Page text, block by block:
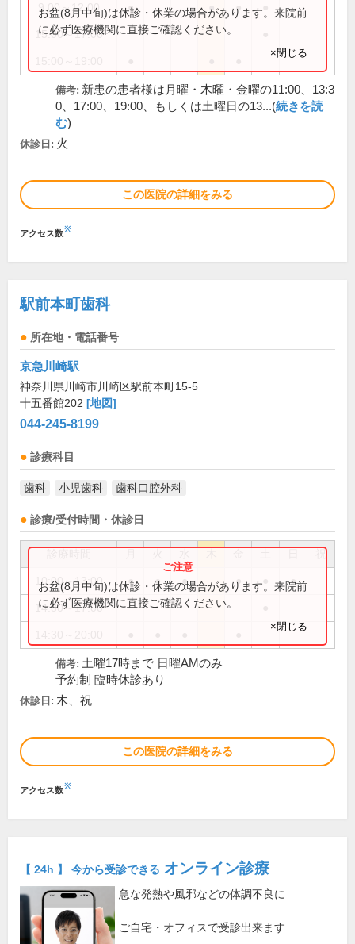
9:00～12:00 ● ● ●
15:00～17:00
お盆(8月中旬)は休診・休業の場合があります。来院前
に必ず医療機関に直接ご確認ください。
×閉じる
備考: 新患の患者様は月曜・木曜・金曜の11:00、13:3
0、17:00、19:00、もしくは土曜日の13...(続きを読
む)
休診日: 火
この医院の詳細をみる
アクセス数※
駅前本町歯科
所在地・電話番号
京急川崎駅
神奈川県川崎市川崎区駅前本町15-5
十五番館202 [地図]
044-245-8199
診療科目
歯科 小児歯科 歯科口腔外科
診療/受付時間・休診日
祝
10:00～13:00 ● ● ● ● ●
14:30～17:00
お盆(8月中旬)は休診・休業の場合があります。来院前
に必ず医療機関に直接ご確認ください。
×閉じる
備考: 土曜17時まで 日曜AMのみ
予約制 臨時休診あり
休診日: 木、祝
この医院の詳細をみる
アクセス数※
【 24h 】 今から受診できる オンライン診療
急な発熱や風邪などの体調不良に
ご自宅・オフィスで受診出来ます